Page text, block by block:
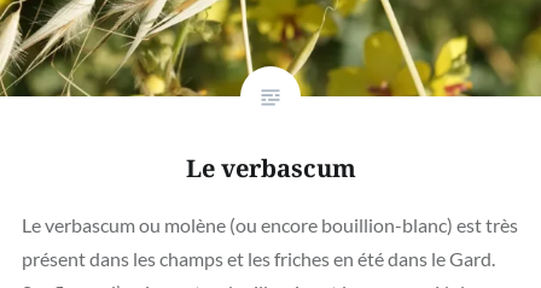
Le verbascum
Le verbascum ou molène (ou encore bouillion-blanc) est très
présent dans les champs et les friches en été dans le Gard.